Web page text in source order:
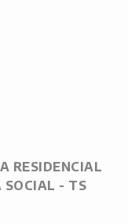
RESIDENCIAL
SOCIAL - TS